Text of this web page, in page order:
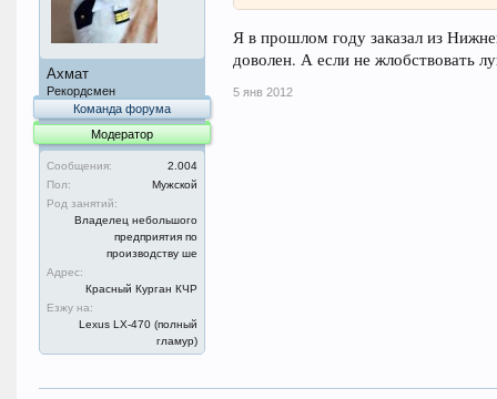
Ахмат
Рекордсмен
Команда форума
Модератор
Сообщения:
2.004
Пол:
Мужской
Род занятий:
Владелец небольшого
предприятия по
производству ше
Адрес:
Красный Курган КЧР
Езжу на:
Lexus LX-470 (полный
гламур)
Я в прошлом году заказал из
доволен. А если не жлобствовать
5 янв 2012